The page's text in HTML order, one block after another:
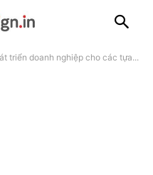
triển doanh nghiệp cho các tựa...